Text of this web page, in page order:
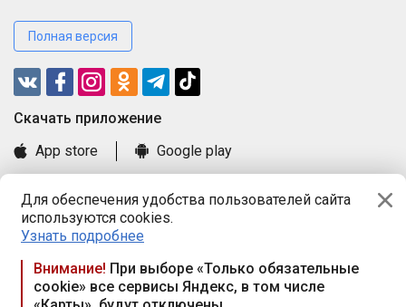
Для обеспечения удобства пользователей сайта
используются cookies.
Узнать подробнее
Внимание! При выборе «Только обязательные
cookie» все сервисы Яндекс, в том числе
Полная версия
Cкачать приложение
App store
Google play
Книга замечаний и предложений
Правила и документы
Praca.by © 2000—2026, ООО «ПРАЦА БАЙ»
Республика Беларусь, 220114, г. Минск, пр-т Независимости
117а, пом. № 9.